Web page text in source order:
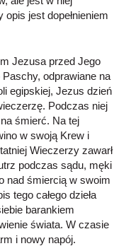
jest dopełnieniem
Jezusa przed Jego
odprawiane na
egipskiej, Jezus dzień
Podczas niej
śmierć. Na tej
w swoją Krew i
Wieczerzy zawarł
podczas sądu, męki
nad śmiercią w swoim
tego całego dzieła
barankiem
świata. W czasie
i nowy napój.